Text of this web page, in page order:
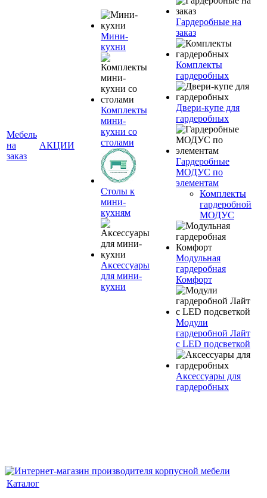
Мебель
на
заказ
АКЦИИ
Мини-
кухни
Комплекты
мини-
кухни со
столами
Столы к
мини-
кухням
Аксессуары
для мини-
кухни
Гардеробные на
заказ
Комплекты
гардеробных
Двери-купе для
гардеробных
Гардеробные
МОДУС по
элементам
Комплекты
гардеробной
МОДУС
Модульная
гардеробная
Комфорт
Модули
гардеробной Лайт
с LED подсветкой
Аксессуары для
гардеробных
Каталог